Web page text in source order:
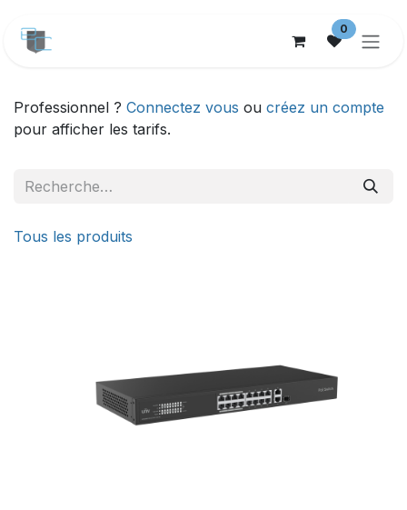
0
Professionnel ? Connectez vous ou créez un compte
pour afficher les tarifs.
Tous les produits